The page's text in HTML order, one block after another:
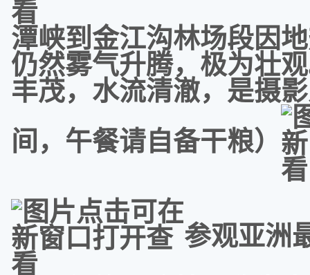
潭峡到金江沟林场段因
仍然雾气升腾，极为壮
丰茂，水流清澈，是摄
间，午餐请自备干粮）
参观亚洲